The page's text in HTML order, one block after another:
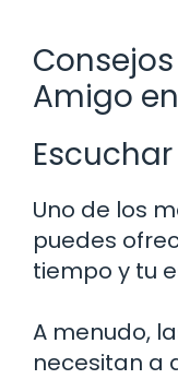
Amigo
Uno de los
puedes
tiempo y tu
A menudo,
necesitan a